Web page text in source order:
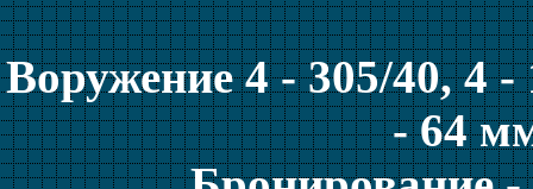
Воружение 4 - 305/40, 4
- 64